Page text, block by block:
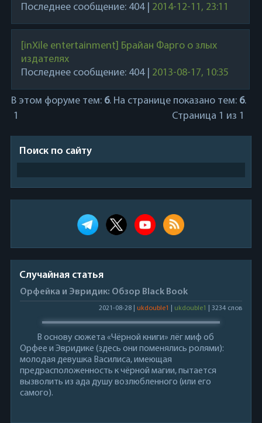
Последнее сообщение: 404| 2014-12-11, 23:11
[inXile entertainment] Брайан Фарго о злых
издателях
Последнее сообщение: 404| 2013-08-17, 10:35
В этом форуме тем: 6. На странице показано тем: 6.
Страница 1 из 1
1
Поиск по сайту
Случайная статья
Орфейка и Эвридик: Обзор Black Book
2021-08-28 |ukdouble1 ukdouble1 | 3234 слов
В основу сюжета «Чёрной книги» лёг миф об
Орфее и Эвридике (здесь они поменялись ролями):
молодая девушка Василиса, имеющая
предрасположенность к чёрной магии, пытается
вызволить из ада душу возлюбленного (или его
самого).